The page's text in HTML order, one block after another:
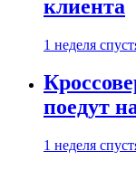
клиента
1 неделя
поедут
1 неделя